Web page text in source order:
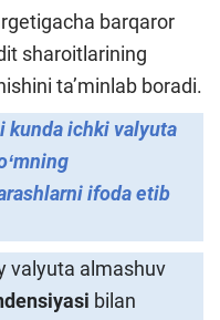
barqaror
sharoitlarining
taʼminlab boradi.
kunda ichki valyuta
ifoda etib
valyuta almashuv
bilan